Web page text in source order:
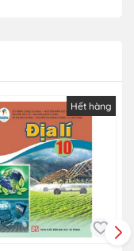
Hết hàng